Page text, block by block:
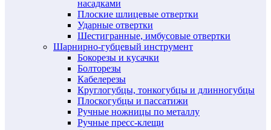
насадками
Плоские шлицевые отвертки
Ударные отвертки
Шестигранные, имбусовые отвертки
Шарнирно-губцевый инструмент
Бокорезы и кусачки
Болторезы
Кабелерезы
Круглогубцы, тонкогубцы и длинногубцы
Плоскогубцы и пассатижи
Ручные ножницы по металлу
Ручные пресс-клещи